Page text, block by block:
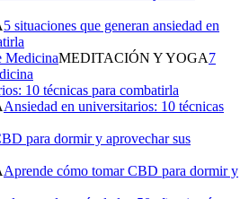
5 situaciones que generan ansiedad en
MEDITACIÓN Y YOGA7
Ansiedad en universitarios: 10 técnicas
Aprende cómo tomar CBD para dormir y